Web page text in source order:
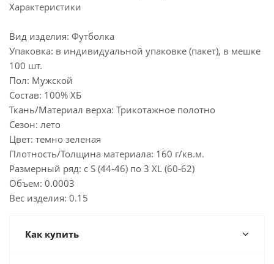
Характеристики
Вид изделия: Футболка
Упаковка: в индивидуальной упаковке (пакет), в мешке
100 шт.
Пол: Мужской
Состав: 100% ХБ
Ткань/Материал верха: Трикотажное полотно
Сезон: лето
Цвет: темно зеленая
Плотность/Толщина материала: 160 г/кв.м.
Размерный ряд: с S (44-46) по 3 XL (60-62)
Объем: 0.0003
Вес изделия: 0.15
Как купить